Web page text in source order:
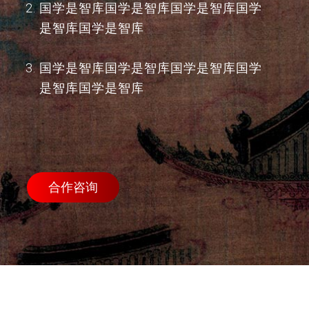
国学是智库国学是智库国学是智库国学
是智库国学是智库
国学是智库国学是智库国学是智库国学
是智库国学是智库
合作咨询